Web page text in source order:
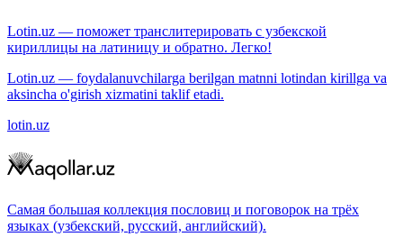
Lotin.uz — поможет транслитерировать с узбекской
кириллицы на латиницу и обратно. Легко!
Lotin.uz — foydalanuvchilarga berilgan matnni lotindan kirillga va
aksincha o'girish xizmatini taklif etadi.
lotin.uz
Самая большая коллекция пословиц и поговорок на трёх
языках (узбекский, русский, английский).